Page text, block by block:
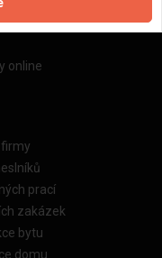
online
prací
zakázek
bytu
domu